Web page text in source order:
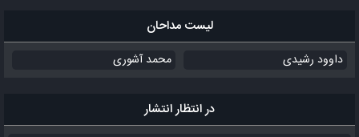
لیست مداحان
داوود رشیدی محمد آشوری
در انتظار انتشار